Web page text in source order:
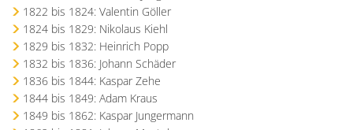
1822 bis 1824: Valentin Göller
1824 bis 1829: Nikolaus Kiehl
1829 bis 1832: Heinrich Popp
1832 bis 1836: Johann Schäder
1836 bis 1844: Kaspar Zehe
1844 bis 1849: Adam Kraus
1849 bis 1862: Kaspar Jungermann